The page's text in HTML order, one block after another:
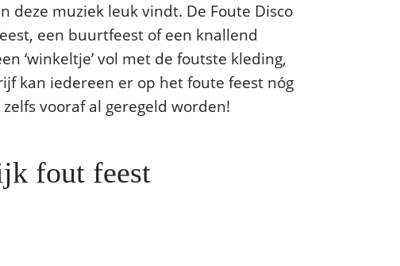
deze muziek leuk vindt. De Foute Disco
een buurtfeest of een knallend
‘winkeltje’ vol met de foutste kleding,
kan iedereen er op het foute feest nóg
vooraf al geregeld worden!
fout feest